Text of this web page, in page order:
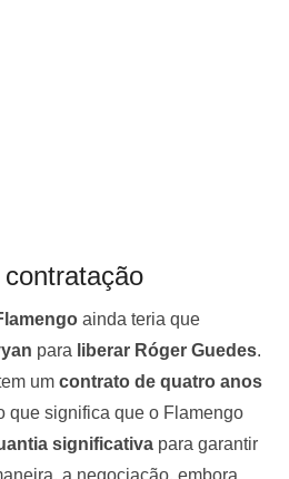
ainda teria que
para liberar Róger Guedes.
um contrato de quatro anos
que significa que o Flamengo
significativa para garantir